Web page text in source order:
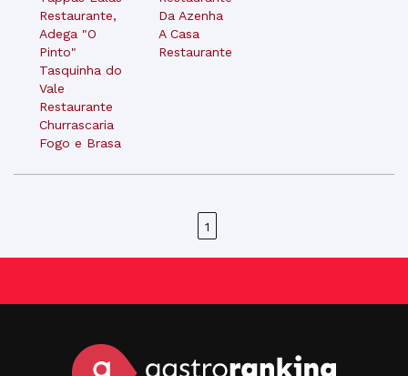
Restaurante,
Adega "O
Pinto"
Tasquinha do
Vale
Restaurante
Churrascaria
Fogo e Brasa
Da Azenha
A Casa
Restaurante
1